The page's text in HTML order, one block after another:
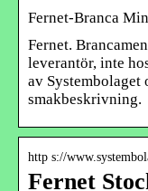
Fernet-Branca
Fernet.
leverantör, inte
av Systembolaget
smakbeskrivning.
http s://
Fernet